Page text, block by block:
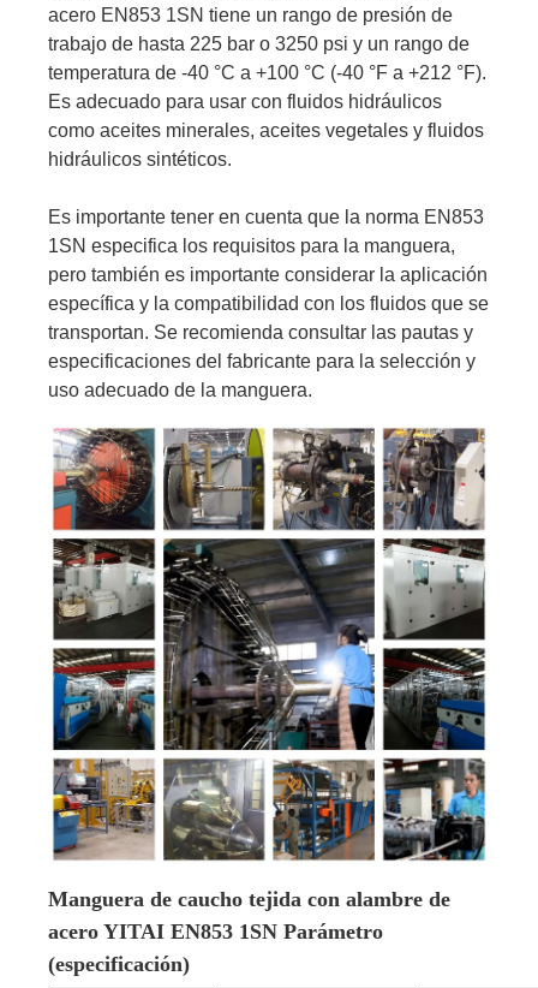
acero EN853 1SN tiene un rango de presión de
trabajo de hasta 225 bar o 3250 psi y un rango de
temperatura de -40 °C a +100 °C (-40 °F a +212 °F).
Es adecuado para usar con fluidos hidráulicos
como aceites minerales, aceites vegetales y fluidos
hidráulicos sintéticos.
Es importante tener en cuenta que la norma EN853
1SN especifica los requisitos para la manguera,
pero también es importante considerar la aplicación
específica y la compatibilidad con los fluidos que se
transportan. Se recomienda consultar las pautas y
especificaciones del fabricante para la selección y
uso adecuado de la manguera.
Manguera de caucho tejida con alambre de
acero YITAI EN853 1SN Parámetro
(especificación)